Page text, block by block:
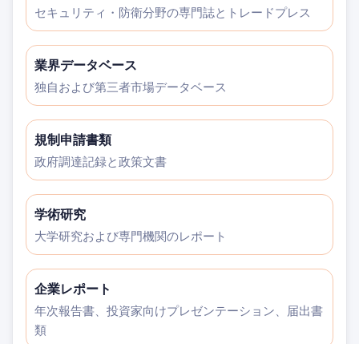
セキュリティ・防衛分野の専門誌とトレードプレス
業界データベース
独自および第三者市場データベース
規制申請書類
政府調達記録と政策文書
学術研究
大学研究および専門機関のレポート
企業レポート
年次報告書、投資家向けプレゼンテーション、届出書
類